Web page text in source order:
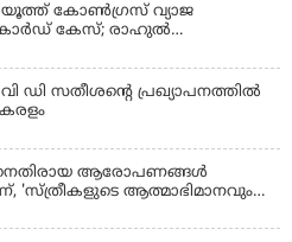
യൂത്ത് കോൺഗ്രസ് വ്യാജ
കാർഡ് കേസ്; രാഹുൽ
വി ഡി സതീശൻ്റെ പ്രഖ്യാപനത്തിൽ
ആരോപണങ്ങള്‍
'സ്ത്രീകളുടെ ആത്മാഭിമാനവും